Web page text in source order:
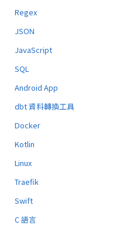
Regex
JSON
JavaScript
SQL
Android App
dbt 資料轉換工具
Docker
Kotlin
Linux
Traefik
Swift
C 語言